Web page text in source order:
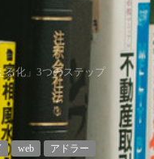
る化」3つのステップ
web
アドラー